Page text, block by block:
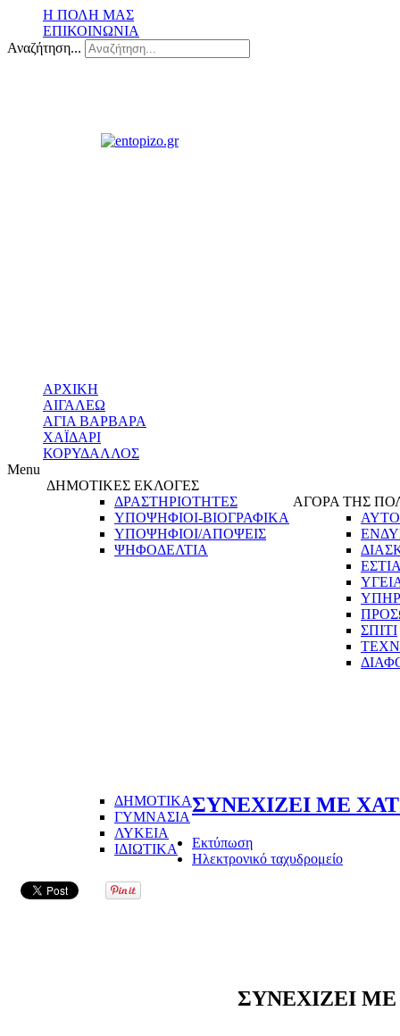
Η ΠΟΛΗ ΜΑΣ
ΕΠΙΚΟΙΝΩΝΙΑ
Αναζήτηση...
ΑΡΧΙΚΗ
ΑΙΓΑΛΕΩ
ΑΓΙΑ ΒΑΡΒΑΡΑ
ΧΑΪΔΑΡΙ
ΚΟΡΥΔΑΛΛΟΣ
Menu
ΔΗΜΟΤΙΚΕΣ ΕΚΛΟΓΕΣ
ΔΡΑΣΤΗΡΙΟΤΗΤΕΣ
ΥΠΟΨΗΦΙΟΙ-ΒΙΟΓΡΑΦΙΚΑ
ΥΠΟΨΗΦΙΟΙ/ΑΠΟΨΕΙΣ
ΨΗΦΟΔΕΛΤΙΑ
ΑΓΟΡΑ ΤΗΣ
ΣΠΙΤΙ
ΔΗΜΟΤΙΚΑ
ΓΥΜΝΑΣΙΑ
ΛΥΚΕΙΑ
ΙΔΙΩΤΙΚΑ
ΣΥΝΕΧΙΖΕΙ ΜΕ
Εκτύπωση
Ηλεκτρονικό ταχυδρομείο
ΣΥΝΕΧΙΖΕΙ